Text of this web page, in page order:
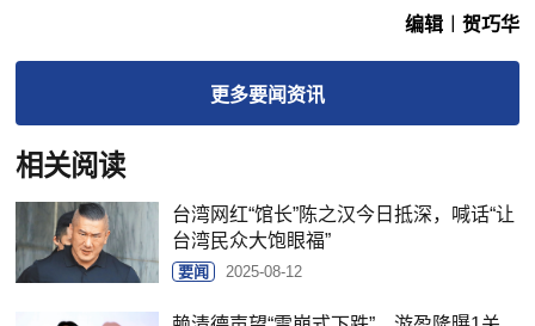
编辑︱贺巧华
更多要闻资讯
相关阅读
台湾网红“馆长”陈之汉今日抵深，喊话“让
台湾民众大饱眼福”
要闻 2025-08-12